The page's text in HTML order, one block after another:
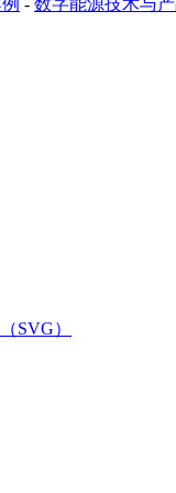
- 数字能源技术与
SVG）